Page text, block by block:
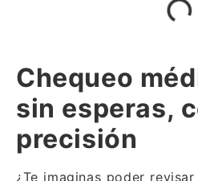
Chequeo
sin esperas,
precisión
¿Te imaginas poder